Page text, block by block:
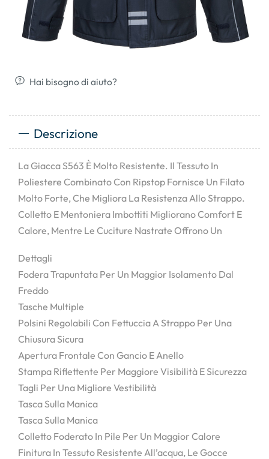
Hai bisogno di aiuto?
Descrizione
La Giacca S563 È Molto Resistente. Il Tessuto In
Poliestere Combinato Con Ripstop Fornisce Un Filato
Molto Forte, Che Migliora La Resistenza Allo Strappo.
Colletto E Mentoniera Imbottiti Migliorano Comfort E
Calore, Mentre Le Cuciture Nastrate Offrono Un
Dettagli
Fodera Trapuntata Per Un Maggior Isolamento Dal
Freddo
Tasche Multiple
Polsini Regolabili Con Fettuccia A Strappo Per Una
Chiusura Sicura
Apertura Frontale Con Gancio E Anello
Stampa Riflettente Per Maggiore Visibilità E Sicurezza
Tagli Per Una Migliore Vestibilità
Tasca Sulla Manica
Tasca Sulla Manica
Colletto Foderato In Pile Per Un Maggior Calore
Finitura In Tessuto Resistente All’acqua, Le Gocce